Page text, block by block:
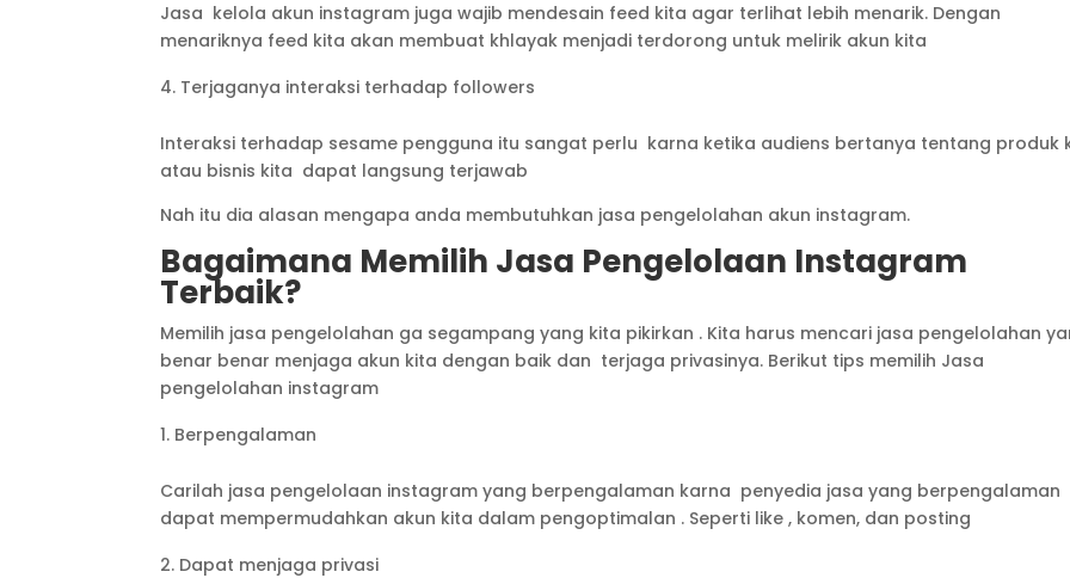
Jasa kelola akun instagram juga wajib mendesain feed kita agar terlihat lebih menarik. Dengan
menariknya feed kita akan membuat khlayak menjadi terdorong untuk melirik akun kita
Terjaganya interaksi terhadap followers
Interaksi terhadap sesame pengguna itu sangat perlu karna ketika audiens bertanya tentang produk
atau bisnis kita dapat langsung terjawab
Nah itu dia alasan mengapa anda membutuhkan jasa pengelolahan akun instagram.
Bagaimana Memilih Jasa Pengelolaan Instagram
Terbaik?
Memilih jasa pengelolahan ga segampang yang kita pikirkan . Kita harus mencari jasa pengelolahan
benar benar menjaga akun kita dengan baik dan terjaga privasinya. Berikut tips memilih Jasa
pengelolahan instagram
Berpengalaman
Carilah jasa pengelolaan instagram yang berpengalaman karna penyedia jasa yang berpengalaman
dapat mempermudahkan akun kita dalam pengoptimalan . Seperti like , komen, dan posting
Dapat menjaga privasi